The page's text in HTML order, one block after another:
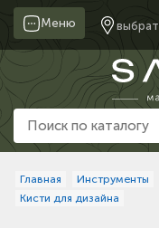
Меню
Главная Инструменты
Кисти для дизайна